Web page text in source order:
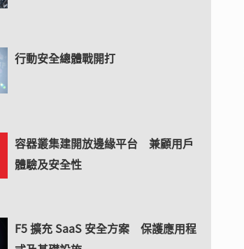
行動安全總體戰開打
容器叢集建開放邊緣平台 兼顧用戶
體驗及安全性
F5 擴充 SaaS 安全方案 保護應用程